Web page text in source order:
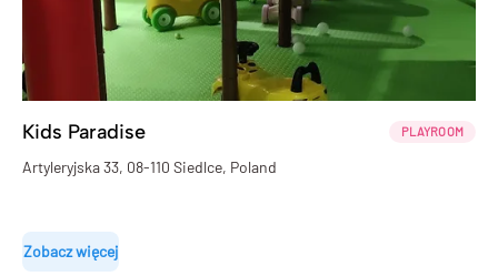
Kids Paradise PLAYROOM
Artyleryjska 33, 08-110 Siedlce, Poland
Zobacz więcej